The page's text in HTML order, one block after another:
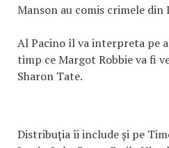
Manson au comis crimele din
Al Pacino îl va interpreta pe
timp ce Margot Robbie va fi
Sharon Tate.
Distribuţia îi include și pe